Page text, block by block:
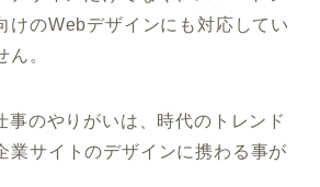
けのWebデザインにも対応してい
ん。
事のやりがいは、時代のトレンド
業サイトのデザインに携わる事が